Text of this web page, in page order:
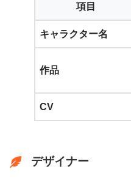
項目
キャラクター名
作品
CV
デザイナー